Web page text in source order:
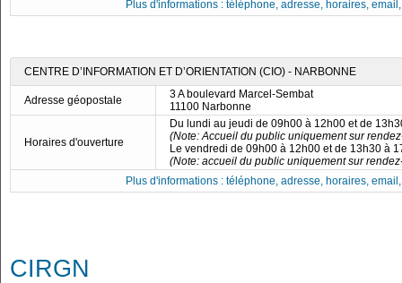
Plus d'informations : téléphone, adresse, horaires,
CENTRE D’INFORMATION ET D’ORIENTATION (CIO) - NARBONNE
Adresse géopostale
3 A boulevard Marcel-Sembat
11100 Narbonne
Horaires d'ouverture
Du lundi au jeudi de 09h00 à 12h00 et de
(Note: Accueil du public uniquement sur
Le vendredi de 09h00 à 12h00 et de 13h30 à
(Note: accueil du public uniquement sur
Plus d'informations : téléphone, adresse, horaires,
CIRGN